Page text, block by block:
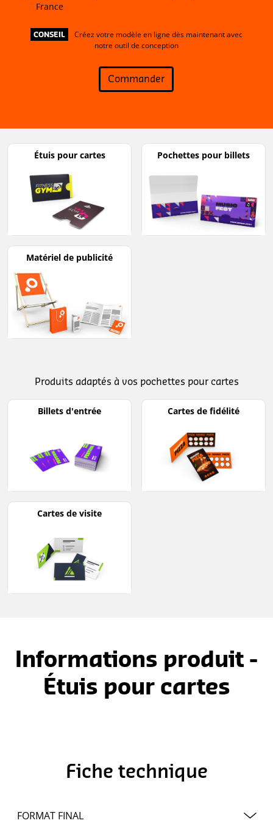
France
CONSEIL
Créez votre modèle en ligne dès maintenant avec
notre outil de conception
Commander
Étuis pour cartes Pochettes pour billets
Matériel de publicité
Produits adaptés à vos pochettes pour cartes
Billets d'entrée Cartes de fidélité
Cartes de visite
Informations produit -
Étuis pour cartes
Fiche technique
FORMAT FINAL